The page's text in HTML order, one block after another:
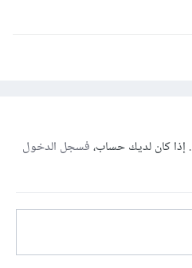
إذا كان لديك حساب،فسجل الدخول